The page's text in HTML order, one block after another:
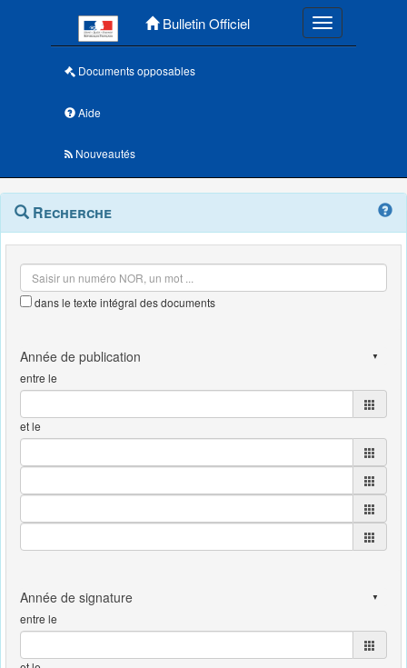
Bulletin Officiel Toggle
Documents opposables
Aide
Nouveautés
Navigation
outils
Menu
contextuel
Recherche
dans le texte intégral des documents
entre le
et le
entre le